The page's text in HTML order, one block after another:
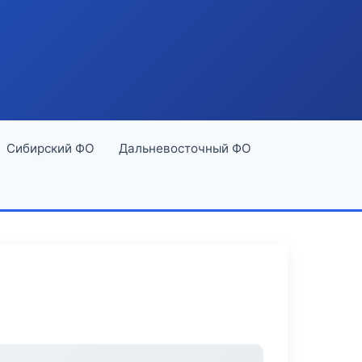
Сибирский ФО Дальневосточный ФО